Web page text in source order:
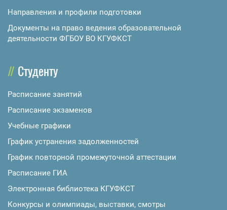
Направления и профили подготовки
Документы на право ведения образовательной
деятельности ФГБОУ ВО КГУФКСТ
Студенту
Расписание занятий
Расписание экзаменов
Учебные графики
График устранения задолженностей
График повторной промежуточной аттестации
Расписание ГИА
Электронная библиотека КГУФКСТ
Конкурсы и олимпиады, выставки, смотры